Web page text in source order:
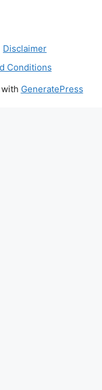
Disclaimer
Conditions
GeneratePress